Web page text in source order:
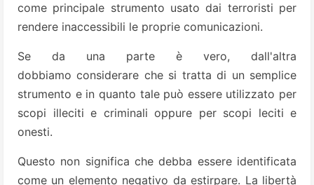
come principale strumento usato dai terroristi per
rendere inaccessibili le proprie comunicazioni.
Se da una parte è vero, dall'altra
dobbiamo considerare che si tratta di un semplice
strumento e in quanto tale può essere utilizzato per
scopi illeciti e criminali oppure per scopi leciti e
onesti.
Questo non significa che debba essere identificata
come un elemento negativo da estirpare. La libertà